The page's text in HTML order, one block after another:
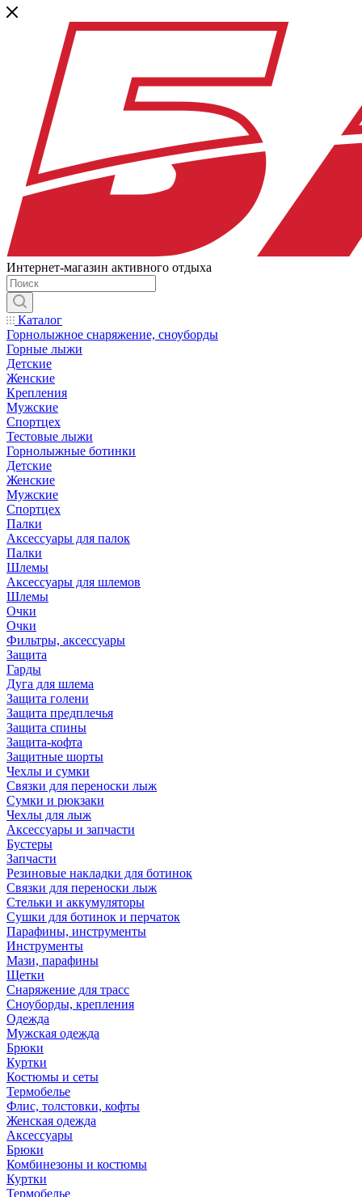
Интернет-магазин активного отдыха
Каталог
Горнолыжное снаряжение, сноуборды
Горные лыжи
Детские
Женские
Крепления
Мужские
Спортцех
Тестовые лыжи
Горнолыжные ботинки
Детские
Женские
Мужские
Спортцех
Палки
Аксессуары для палок
Палки
Шлемы
Аксессуары для шлемов
Шлемы
Очки
Очки
Фильтры, аксессуары
Защита
Гарды
Дуга для шлема
Защита голени
Защита предплечья
Защита спины
Защита-кофта
Защитные шорты
Чехлы и сумки
Связки для переноски лыж
Сумки и рюкзаки
Чехлы для лыж
Аксессуары и запчасти
Бустеры
Запчасти
Резиновые накладки для ботинок
Связки для переноски лыж
Стельки и аккумуляторы
Сушки для ботинок и перчаток
Парафины, инструменты
Инструменты
Мази, парафины
Щетки
Снаряжение для трасс
Сноуборды, крепления
Одежда
Мужская одежда
Брюки
Куртки
Костюмы и сеты
Термобелье
Флис, толстовки, кофты
Женская одежда
Аксессуары
Брюки
Комбинезоны и костюмы
Куртки
Термобелье